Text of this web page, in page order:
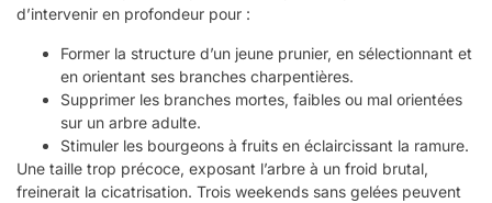
d’intervenir en profondeur pour :
Former la structure d’un jeune prunier, en sélectionnant et
en orientant ses branches charpentières.
Supprimer les branches mortes, faibles ou mal orientées
sur un arbre adulte.
Stimuler les bourgeons à fruits en éclaircissant la ramure.
Une taille trop précoce, exposant l’arbre à un froid brutal,
freinerait la cicatrisation. Trois weekends sans gelées peuvent